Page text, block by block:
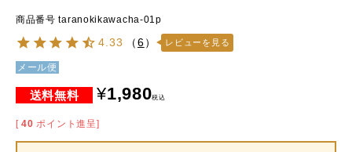
商品番号 taranokikawacha-01p
4.33 （6） レビューを見る
メール便
¥1,980税込
[ 40 ポイント進呈]